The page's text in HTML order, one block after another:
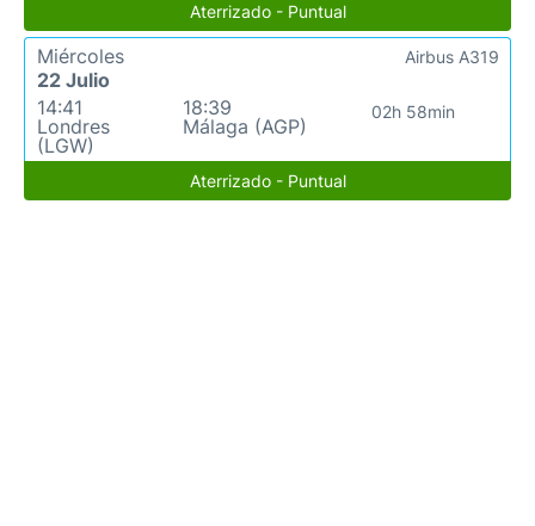
Aterrizado - Puntual
Miércoles
22 Julio
14:41
Londres
(LGW)
18:39
Málaga (AGP)
02h 58min
Airbus A319
Aterrizado - Puntual